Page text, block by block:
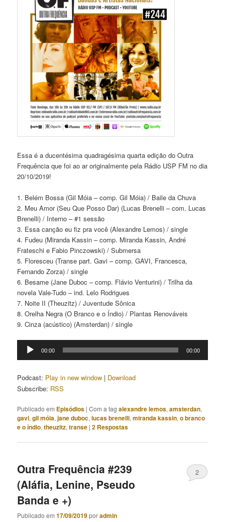
Essa é a ducentésima quadragésima quarta edição do Outra
Frequência que foi ao ar originalmente pela Rádio USP FM no dia
20/10/2019!
1. Belém Bossa (Gil Móia – comp. Gil Móia) / Baile da Chuva
2. Meu Amor (Seu Que Posso Dar) (Lucas Brenelli – com. Lucas
Brenelli) / Interno – #1 sessão
3. Essa canção eu fiz pra você (Alexandre Lemos) / single
4. Fudeu (Miranda Kassin – comp. Miranda Kassin, André
Frateschi e Fabio Pinczowski) / Submersa
5. Floresceu (Transe part. Gavi – comp. GAVI, Francesca,
Fernando Zorza) / single
6. Besame (Jane Duboc – comp. Flávio Venturini) / Trilha da
novela Vale-Tudo – ind. Lelo Rodrigues
7. Noite II (Theuzitz) / Juventude Sônica
8. Orelha Negra (O Branco e o Índio) / Plantas Renováveis
9. Cinza (acústico) (Amsterdan) / single
Tocador
00:00 00:00
Podcast: Play in new window | Download
Subscribe: RSS
Publicado em Episódios |Com a tagalexandre lemos,amsterdan,
gavi,gil móia,jane duboc,lucas brenelli,miranda kassin,o branco
e o índio,theuzitz,transe |2 Respostas
Outra Frequência #239
(Aláfia, Lenine, Pseudo
Banda e +)
Publicado em17/09/2019poradmin
2